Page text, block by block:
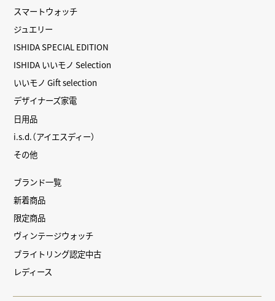
スマートウォッチ
ジュエリー
ISHIDA SPECIAL EDITION
ISHIDA いいモノ Selection
いいモノ Gift selection
デザイナーズ家電
日用品
i.s.d.（アイエスディー）
その他
ブランド一覧
新着商品
限定商品
ヴィンテージウォッチ
ブライトリング認定中古
レディース